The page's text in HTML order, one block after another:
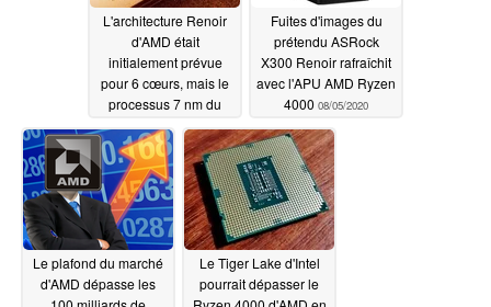
08/22/2020
L'architecture Renoir
d'AMD était
initialement prévue
pour 6 cœurs, mais le
processus 7 nm du
TSMC a permis aux
ingénieurs de passer à
8 cœurs08/18/2020
Fuites d'images du
prétendu ASRock
X300 Renoir rafraîchit
avec l'APU AMD Ryzen
4000 08/05/2020
Le plafond du marché
d'AMD dépasse les
Le Tiger Lake d'Intel
pourrait dépasser le